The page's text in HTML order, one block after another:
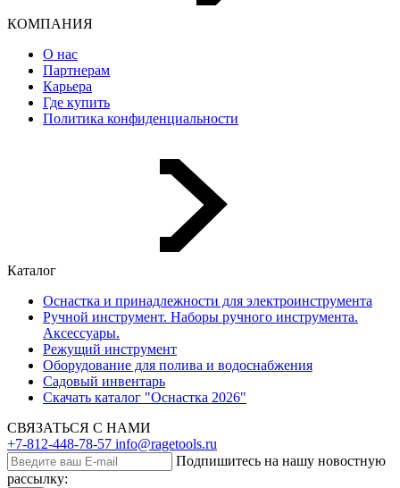
КОМПАНИЯ
О нас
Партнерам
Карьера
Где купить
Политика конфиденциальности
Каталог
Оснастка и принадлежности для электроинструмента
Ручной инструмент. Наборы ручного инструмента.
Аксессуары.
Режущий инструмент
Оборудование для полива и водоснабжения
Садовый инвентарь
Скачать каталог "Оснастка 2026"
СВЯЗАТЬСЯ С НАМИ
+7-812-448-78-57 info@ragetools.ru
Подпишитесь на нашу новостную
рассылку: